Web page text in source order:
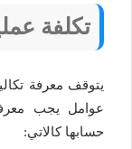
تكلفة
يتوقف معرفة
عوامل يجب
حسابها كالاتي: